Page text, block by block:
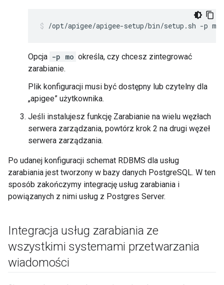
/opt/apigee/apigee-setup/bin/setup.sh -p
Opcja -p mo określa, czy chcesz zintegrować
zarabianie.
Plik konfiguracji musi być dostępny lub czytelny dla
„apigee” użytkownika.
Jeśli instalujesz funkcję Zarabianie na wielu węzłach
serwera zarządzania, powtórz krok 2 na drugi węzeł
serwera zarządzania.
Po udanej konfiguracji schemat RDBMS dla usług
zarabiania jest tworzony w bazy danych PostgreSQL. W ten
sposób zakończymy integrację usług zarabiania i
powiązanych z nimi usług z Postgres Server.
Integracja usług zarabiania ze
wszystkimi systemami przetwarzania
wiadomości